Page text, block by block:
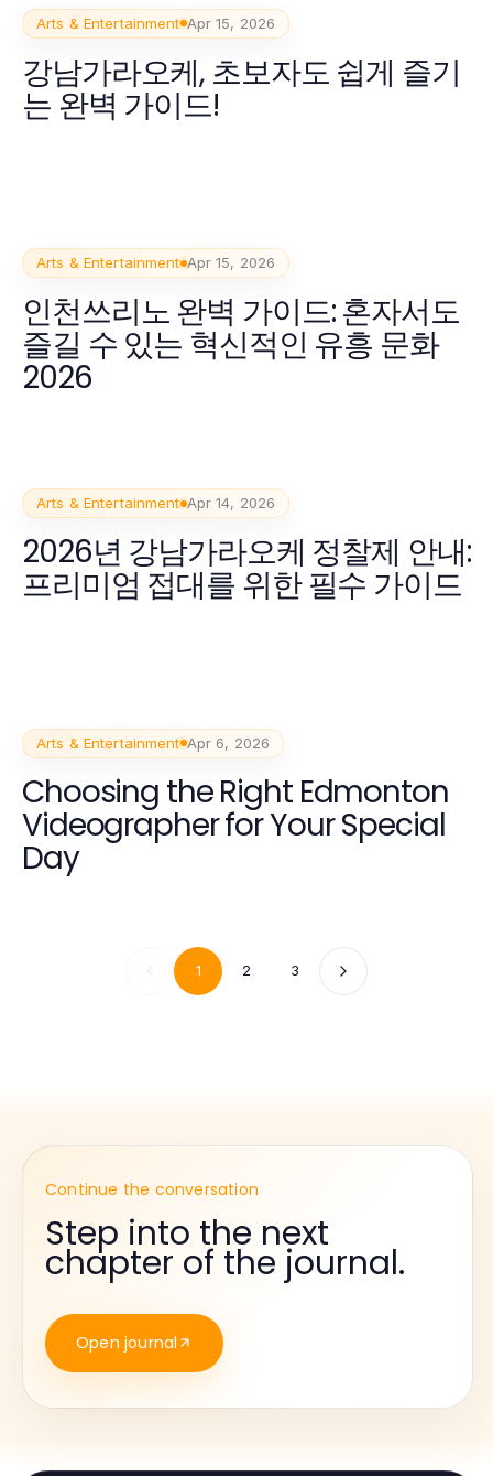
Arts & Entertainment Apr 15, 2026
강남가라오케, 초보자도 쉽게 즐기
는 완벽 가이드!
Arts & Entertainment Apr 15, 2026
인천쓰리노 완벽 가이드: 혼자서도
즐길 수 있는 혁신적인 유흥 문화
2026
Arts & Entertainment Apr 14, 2026
2026년 강남가라오케 정찰제 안내:
프리미엄 접대를 위한 필수 가이드
Arts & Entertainment Apr 6, 2026
Choosing the Right Edmonton
Videographer for Your Special
Day
1 2 3
Continue the conversation
Step into the next
chapter of the journal.
Open journal